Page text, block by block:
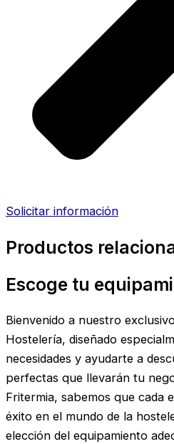
Solicitar información
Productos
Escoge tu
Bienvenido a nuestro
Hostelería, diseñado
necesidades y ayudarte a
perfectas que llevarán tu
Fritermia, sabemos que cada
éxito en el mundo de la
elección del equipamiento